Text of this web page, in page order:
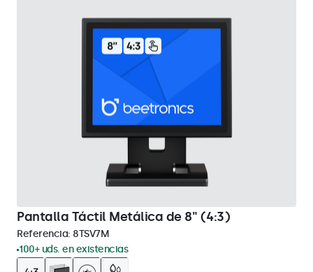
Pantalla Táctil Metálica de 8" (4:3)
Referencia: 8TSV7M
100+ uds. en existencias